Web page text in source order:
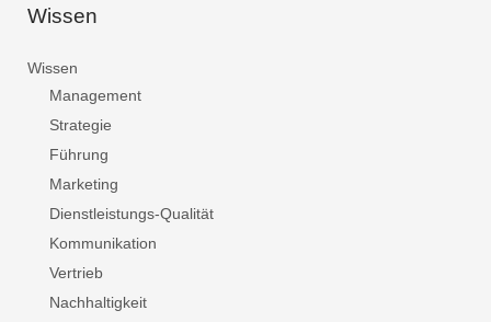
Wissen
Wissen
Management
Strategie
Führung
Marketing
Dienstleistungs-Qualität
Kommunikation
Vertrieb
Nachhaltigkeit